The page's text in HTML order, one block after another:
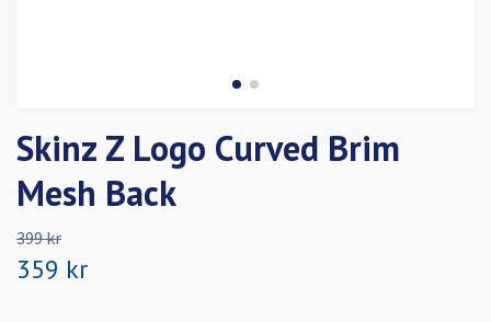
Skinz Z Logo Curved Brim
Mesh Back
399 kr
359 kr